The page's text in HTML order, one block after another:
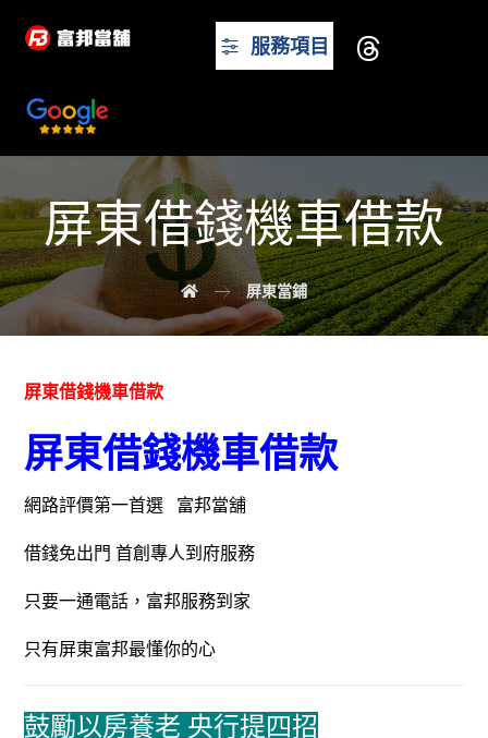
服務項目
屏東借錢機車借款
屏東當鋪
屏東借錢機車借款
屏東借錢機車借款
網路評價第一首選 富邦當舖
借錢免出門 首創專人到府服務
只要一通電話，富邦服務到家
只有屏東富邦最懂你的心
鼓勵以房養老 央行提四招